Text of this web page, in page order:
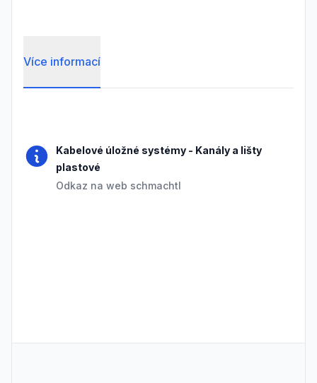
Více informací
Kabelové úložné systémy- Kanály a lišty
plastové
Odkaz na web schmachtl